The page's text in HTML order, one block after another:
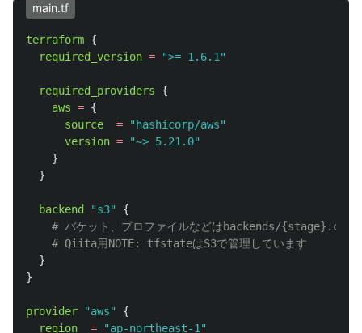
main.tf
terraform {
required_version = ">= 1.6.1"
required_providers
{
aws = {
source
=
"hashicorp/aws"
version =
"~> 5.21.0"
}
}
backend "s3"
{
# バケット、プロファイルなどはbackends/
# Qiita用NOTE: tfstateはS3で管理しています
}
}
provider "aws"
{
region
=
"ap-northeast-1"